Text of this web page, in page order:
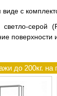
с
светло-
поверхности
до 200кг. на